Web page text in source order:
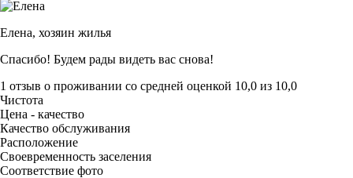
Елена, хозяин жилья
Спасибо! Будем рады видеть вас снова!
1 отзыв о проживании со средней оценкой 10,0 из 10,0
Чистота
Цена - качество
Качество обслуживания
Расположение
Своевременность заселения
Соответствие фото